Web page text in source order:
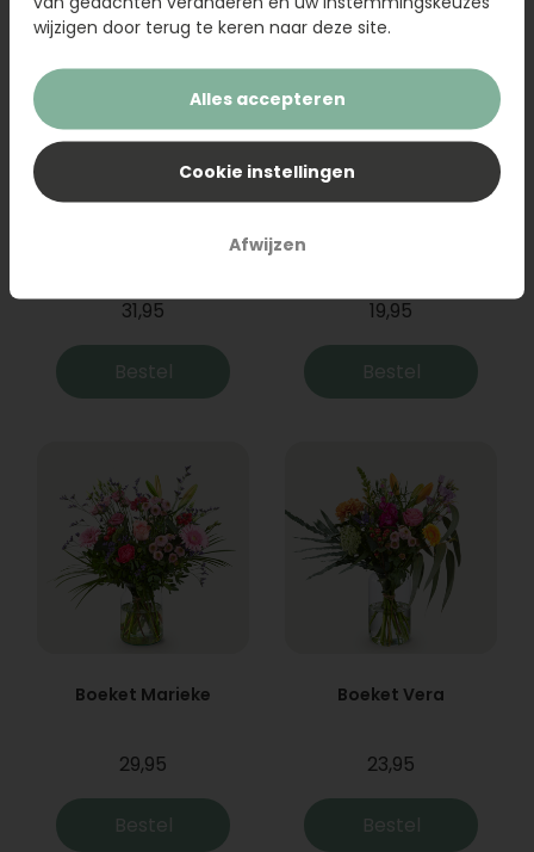
31,95
Bestel
19,95
Bestel
Boeket Marieke
29,95
Bestel
Boeket Vera
23,95
Bestel
wijzigen door terug te keren naar deze site.
Alles accepteren
Cookie instellingen
Afwijzen